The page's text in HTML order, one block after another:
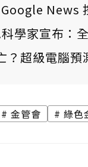
News
學家宣布：
？超級電腦
金管會 綠色